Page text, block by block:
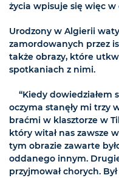
życia wpisuje się więc
Urodzony w Algierii
zamordowanych przez
także obrazy, które
spotkaniach z nimi.
“Kiedy dowiedziałem
oczyma stanęły mi trzy
braćmi w klasztorze w
który witał nas zawsze
tym obrazie zawarte
oddanego innym.
przyjmował chorych.